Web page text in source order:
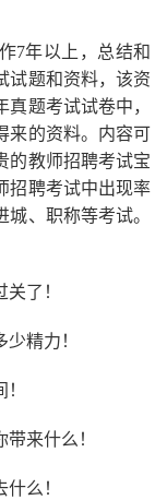
7年以上，总结和
试题和资料，该资
真题考试试卷中，
来的资料。内容可
的教师招聘考试宝
招聘考试中出现率
、职称等考试。
了！
少精力 ！
来什么！
什么 ！